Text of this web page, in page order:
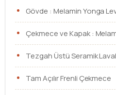
Gövde : Melamin Yonga
Çekmece ve Kapak :
Tezgah Üstü Seramik
Tam Açılır Frenli Çekmece